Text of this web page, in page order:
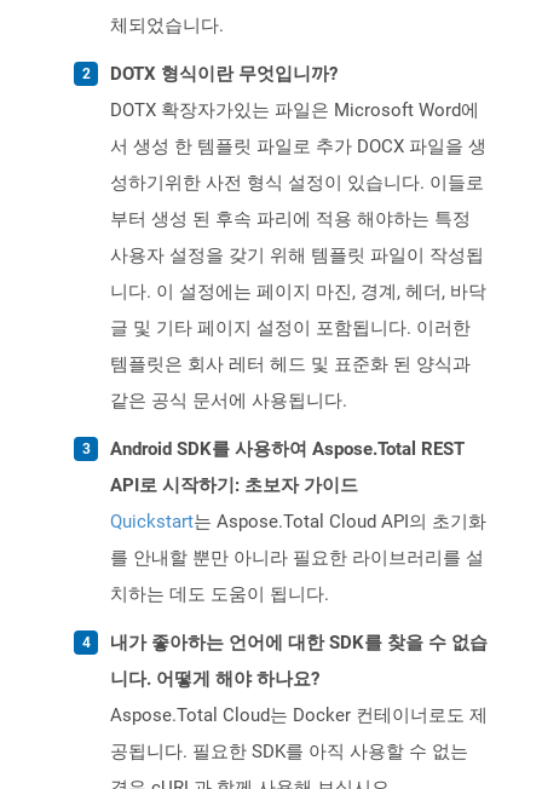
체되었습니다.
DOTX 형식이란 무엇입니까?
DOTX 확장자가있는 파일은 Microsoft Word에
서 생성 한 템플릿 파일로 추가 DOCX 파일을 생
성하기위한 사전 형식 설정이 있습니다. 이들로
부터 생성 된 후속 파리에 적용 해야하는 특정
사용자 설정을 갖기 위해 템플릿 파일이 작성됩
니다. 이 설정에는 페이지 마진, 경계, 헤더, 바닥
글 및 기타 페이지 설정이 포함됩니다. 이러한
템플릿은 회사 레터 헤드 및 표준화 된 양식과
같은 공식 문서에 사용됩니다.
Android SDK를 사용하여 Aspose.Total REST
API로 시작하기: 초보자 가이드
Quickstart는 Aspose.Total Cloud API의 초기화
를 안내할 뿐만 아니라 필요한 라이브러리를 설
치하는 데도 도움이 됩니다.
내가 좋아하는 언어에 대한 SDK를 찾을 수 없습
니다. 어떻게 해야 하나요?
Aspose.Total Cloud는 Docker 컨테이너로도 제
공됩니다. 필요한 SDK를 아직 사용할 수 없는